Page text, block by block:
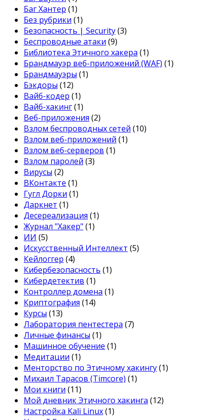
Баг Хантер (1)
Без рубрики (1)
Безопасность | Security(3)
Беспроводные атаки (9)
Библиотека Этичного хакера (1)
Брандмауэр веб-приложений (WAF) (1)
Брандмауэры (1)
Бэкдоры (12)
Вайб-кодер (1)
Вайб-хакинг(1)
Веб-приложения (2)
Взлом беспроводных сетей (10)
Взлом веб-приложений (1)
Взлом веб-серверов (1)
Взлом паролей (3)
Вирусы (2)
ВКонтакте (1)
Гугл Дорки (1)
Даркнет (1)
Десереализация (1)
Журнал "Хакер" (1)
ИИ (5)
Искусственный Интеллект (5)
Кейлоггер (4)
Кибербезопасность (1)
Кибердетектив (1)
Контроллер домена (1)
Криптография (14)
Курсы (13)
Лаборатория пентестера (7)
Личные финансы (1)
Машинное обучение (1)
Медитации (1)
Менторство по Этичному хакингу(1)
Михаил Тарасов (Timcore) (1)
Мои книги (11)
Мой дневник Этичного хакинга (12)
Настройка Kali Linux(1)